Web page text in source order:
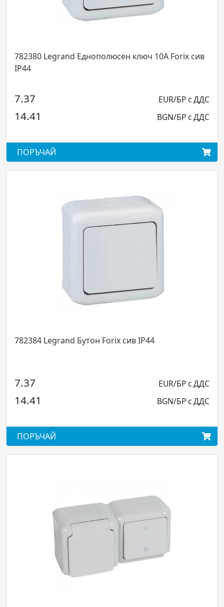
782380 Legrand Еднополюсен ключ 10А Forix сив
IP44
7.37 EUR/БР с ДДС
14.41 BGN/БР с ДДС
ПОРЪЧАЙ
782384 Legrand Бутон Forix сив IP44
7.37 EUR/БР с ДДС
14.41 BGN/БР с ДДС
ПОРЪЧАЙ